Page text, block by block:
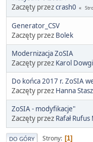
Zaczęty przezcrash0
Generator_CSV
Zaczęty przez Bolek
Modernizacja ZoSIA
Zaczęty przez Karol
Do końca 2017 r. ZoSIA
Zaczęty przez Hanna
ZoSIA - modyfikacje"
Zaczęty przez Rafał
DO GÓRY Strony 1